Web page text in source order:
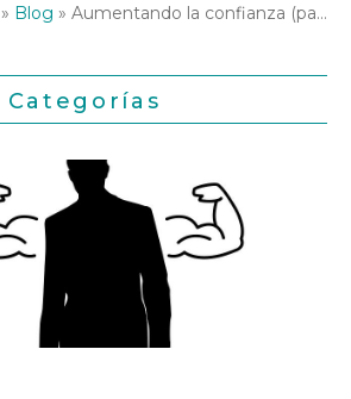
» Blog » Aumentando la confianza (parte II)
Categorías